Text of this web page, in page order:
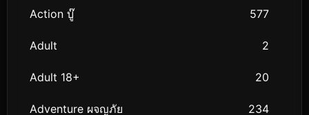
Action บู๊ 577
Adult 2
Adult 18+ 20
Adventure ผจญภัย 234